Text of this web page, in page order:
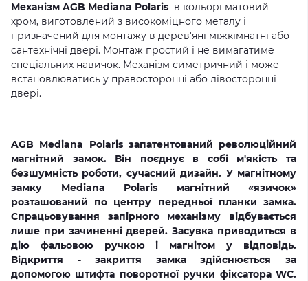
Механізм AGB Mediana Polaris в кольорі матовий
хром, виготовлений з високоміцного металу і
призначений для монтажу в дерев'яні міжкімнатні або
сантехнічні двері. Монтаж простий і не вимагатиме
спеціальних навичок. Механізм симетричний і може
встановлюватись у правосторонні або лівосторонні
двері.
AGB Mediana Polarisзапатентований революційний
магнітний замок. Він поєднує в собі м'якість та
безшумність роботи, сучасний дизайн. У магнітному
замку Mediana Polaris магнітний «язичок»
розташований по центру передньої планки замка.
Спрацьовування запірного механізму відбувається
лише при зачиненні дверей. Засувка приводиться в
дію фальовою ручкою і магнітом у відповідь.
Відкриття - закриття замка здійснюється за
допомогою штифта поворотної ручки фіксатора WC.